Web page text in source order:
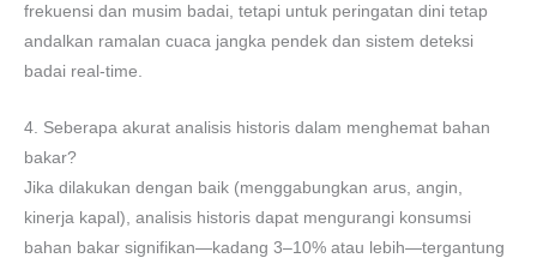
frekuensi dan musim badai, tetapi untuk peringatan dini tetap
andalkan ramalan cuaca jangka pendek dan sistem deteksi
badai real-time.
4. Seberapa akurat analisis historis dalam menghemat bahan
bakar?
Jika dilakukan dengan baik (menggabungkan arus, angin,
kinerja kapal), analisis historis dapat mengurangi konsumsi
bahan bakar signifikan—kadang 3–10% atau lebih—tergantung